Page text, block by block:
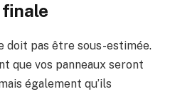
finale
doit pas être sous-estimée.
que vos panneaux seront
également qu’ils